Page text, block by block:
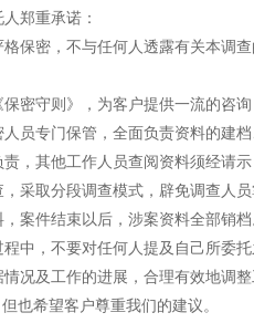
郑重承诺：
保密，不与任何人透露有关本调
密守则》，为客户提供一流的咨
员专门保管，全面负责资料的建
，其他工作人员查阅资料须经请
采取分段调查模式，辟免调查人员
案件结束以后，涉案资料全部销档
中，不要对任何人提及自己所委
况及工作的进展，合理有效地调
也希望客户尊重我们的建议。